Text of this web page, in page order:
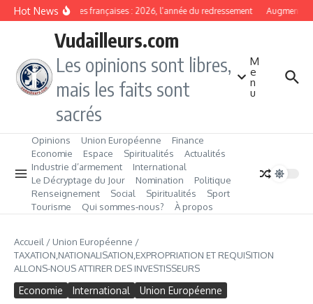
Aller au contenu
Hot NewsBanques françaises : 2026, l’année du redressement
Vudailleurs.com
Les opinions sont libres,
mais les faits sont
sacrés
M
e
n
u
Opinions Union Européenne
Finance
Economie
Espace Spiritualités
Actualités
Industrie d’armement
International
Le Décryptage du Jour
Nomination
Politique
Renseignement
Social Spiritualités
Sport
Tourisme
Qui sommes‑nous? À propos
Accueil / Union Européenne /
TAXATION,NATIONALISATION,EXPROPRIATION ET REQUISITION
ALLONS-NOUS ATTIRER DES INVESTISSEURS
Economie International Union Européenne